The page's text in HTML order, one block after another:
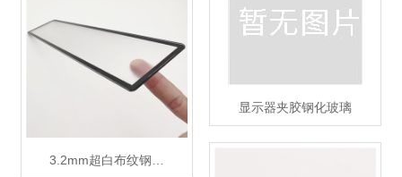
3.2mm超白布纹钢…
显示器夹胶钢化玻璃